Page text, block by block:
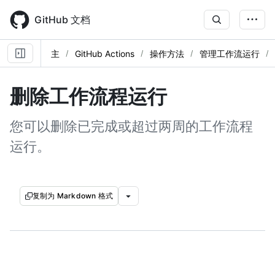
main
content
GitHub 文档
主 GitHub Actions 操作方法 管理工作流运行
删除工作流程运行
您可以删除已完成或超过两周的工作流程
运行。
复制为 Markdown 格式